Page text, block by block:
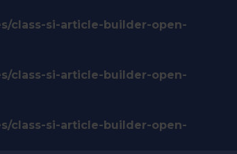
class-si-article-builder-open-
class-si-article-builder-open-
class-si-article-builder-open-